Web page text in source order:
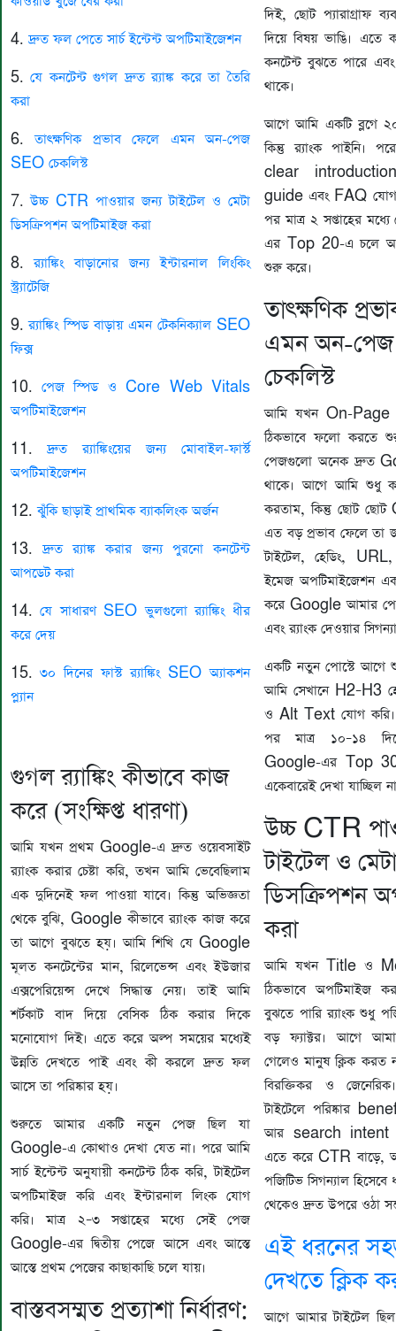
4. দ্রুত ফল পেতে সার্চ ইন্টেন্ট অপটিমাইজেশন
5. যে কনটেন্ট গুগল দ্রুত র‍্যাঙ্ক করে তা তৈরি
করা
6.তাৎক্ষণিক প্রভাব ফেলে এমন অন-পেজ
SEO চেকলিস্ট
7.উচ্চ CTR পাওয়ার জন্য টাইটেল ও মেটা
ডিসক্রিপশন অপটিমাইজ করা
8.র‍্যাঙ্কিং বাড়ানোর জন্য ইন্টারনাল লিংকিং
স্ট্র্যাটেজি
9.র‍্যাঙ্কিং স্পিড বাড়ায় এমন টেকনিক্যাল SEO
ফিক্স
10. পেজ স্পিড ও Core Web Vitals
অপটিমাইজেশন
11. দ্রুত র‍্যাঙ্কিংয়ের জন্য মোবাইল-ফার্স্ট
অপটিমাইজেশন
12.ঝুঁকি ছাড়াই প্রাথমিক ব্যাকলিংক অর্জন
13. দ্রুত র‍্যাঙ্ক করার জন্য পুরনো কনটেন্ট
আপডেট করা
14. যে সাধারণ SEO ভুলগুলো র‍্যাঙ্কিং ধীর
করে দেয়
15. ৩০ দিনের ফাস্ট র‍্যাঙ্কিং SEO অ্যাকশন
প্ল্যান
গুগল র‍্যাঙ্কিং কীভাবে কাজ
করে (সংক্ষিপ্ত ধারণা)
আমি যখন প্রথম Google-এ দ্রুত ওয়েবসাইট
র‍্যাংক করার চেষ্টা করি, তখন আমি ভেবেছিলাম
এক দুদিনেই ফল পাওয়া যাবে। কিন্তু অভিজ্ঞতা
থেকে বুঝি, Google কীভাবে র‍্যাংক কাজ করে
তা আগে বুঝতে হয়। আমি শিখি যে Google
মূলত কনটেন্টের মান, রিলেভেন্স এবং ইউজার
এক্সপেরিয়েন্স দেখে সিদ্ধান্ত নেয়। তাই আমি
শর্টকাট বাদ দিয়ে বেসিক ঠিক করার দিকে
মনোযোগ দিই। এতে করে অল্প সময়ের মধ্যেই
উন্নতি দেখতে পাই এবং কী করলে দ্রুত ফল
আসে তা পরিষ্কার হয়।
শুরুতে আমার একটি নতুন পেজ ছিল যা
Google-এ কোথাও দেখা যেত না। পরে আমি
সার্চ ইন্টেন্ট অনুযায়ী কনটেন্ট ঠিক করি, টাইটেল
অপটিমাইজ করি এবং ইন্টারনাল লিংক যোগ
করি। মাত্র ২–৩ সপ্তাহের মধ্যে সেই পেজ
Google-এর দ্বিতীয় পেজে আসে এবং আস্তে
আস্তে প্রথম পেজের কাছাকাছি চলে যায়।
বাস্তবসম্মত প্রত্যাশা নির্ধারণ:
দিই, ছোট প্যারাগ্রাফ
দিয়ে বিষয় ভাঙি।
কনটেন্ট বুঝতে পারে
থাকে।
আগে আমি একটি ব্লগে
কিন্তু র‍্যাংক পাইনি।
clear
guide এবং FAQ যোগ
পর মাত্র ২ সপ্তাহের
এর Top 20-এ চলে
শুরু করে।
তাৎক্ষণিক
এমন অন-
চেকলিস্ট
আমি যখন On-
ঠিকভাবে ফলো করতে
পেজগুলো অনেক দ্রুত
থাকে। আগে আমি শুধু
করতাম, কিন্তু ছোট
এত বড় প্রভাব ফেলে তা
টাইটেল, হেডিং,
ইমেজ অপটিমাইজেশন
করে Google আমার
এবং র‍্যাংক দেওয়ার
একটি নতুন পোস্টে আগে
আমি সেখানে H2–H3
ও Alt Text যোগ করি।
পর মাত্র ১০–১৪
Google-এর Top
একেবারেই দেখা যাচ্ছিল
উচ্চ CTR
টাইটেল ও
ডিসক্রিপশন
করা
আমি যখন Title ও
ঠিকভাবে অপটিমাইজ
বুঝতে পারি র‍্যাংক শুধু
বড় ফ্যাক্টর। আগে
গেলেও মানুষ ক্লিক করত
বিরক্তিকর ও
টাইটেলে পরিষ্কার
আর search intent
এতে করে CTR বাড়ে,
পজিটিভ সিগন্যাল
থেকেও দ্রুত উপরে ওঠা
এই ধরনের
দেখতে ক্লিক
আগে আমার টাইটেল